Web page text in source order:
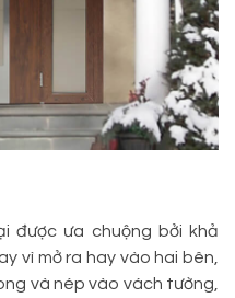
được ưa chuộng bởi khả
vì mở ra hay vào hai bên,
và nép vào vách tường,